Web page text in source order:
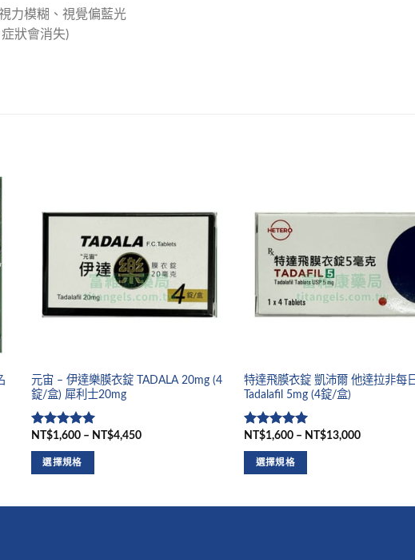
力模糊、視覺偏藍光
狀會消失)
元宙 – 伊達樂膜衣錠 TADALA 20mg (4
錠/盒) 犀利士20mg
評分5滿
分 5
NT$1,600 – NT$4,450
選擇規格
特達飛膜衣錠 凱沛爾 他達拉非每
Tadalafil 5mg (4錠/盒)
評分5滿
分 5
NT$1,600 – NT$13,000
選擇規格